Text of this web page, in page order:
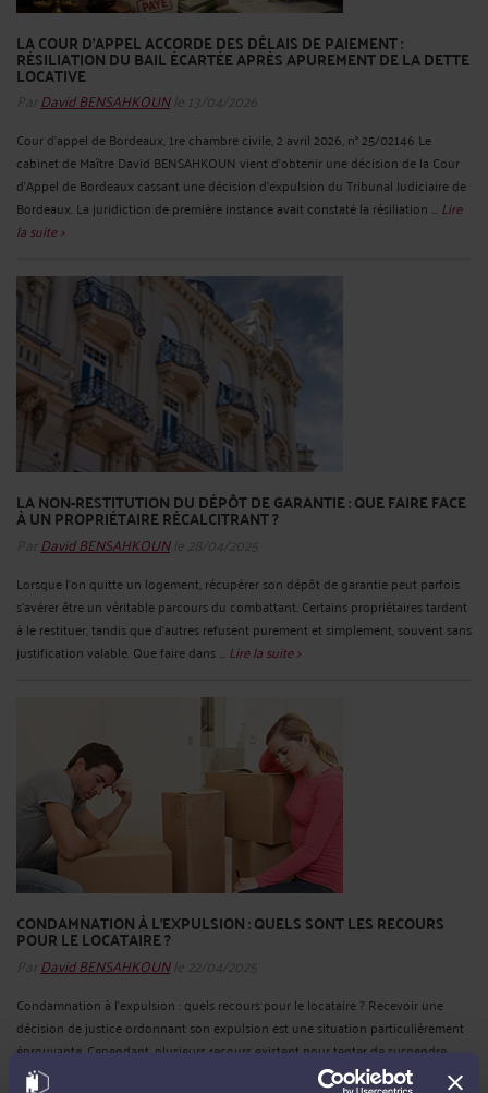
LA COUR D’APPEL ACCORDE DES DÉLAIS DE PAIEMENT :
RÉSILIATION DU BAIL ÉCARTÉE APRÈS APUREMENT DE LA DETTE
LOCATIVE
Par David BENSAHKOUNle 13/04/2026
Cour d'appel de Bordeaux, 1re chambre civile, 2 avril 2026, n° 25/02146 Le
cabinet de Maître David BENSAHKOUN vient d'obtenir une décision de la Cour
d'Appel de Bordeaux cassant une décision d'expulsion du Tribunal Judiciaire de
Bordeaux. La juridiction de première instance avait constaté la résiliation ... Lire
la suite >
LA NON-RESTITUTION DU DÉPÔT DE GARANTIE : QUE FAIRE FACE
À UN PROPRIÉTAIRE RÉCALCITRANT ?
Par David BENSAHKOUNle 28/04/2025
Lorsque l'on quitte un logement, récupérer son dépôt de garantie peut parfois
s'avérer être un véritable parcours du combattant. Certains propriétaires tardent
à le restituer, tandis que d’autres refusent purement et simplement, souvent sans
justification valable. Que faire dans ... Lire la suite >
CONDAMNATION À L'EXPULSION : QUELS SONT LES RECOURS
POUR LE LOCATAIRE ?
Par David BENSAHKOUNle 22/04/2025
Condamnation à l’expulsion : quels recours pour le locataire ? Recevoir une
décision de justice ordonnant son expulsion est une situation particulièrement
éprouvante. Cependant, plusieurs recours existent pour tenter de suspendre,
retarder ou contester une telle mesure. Le cabinet de Maître David